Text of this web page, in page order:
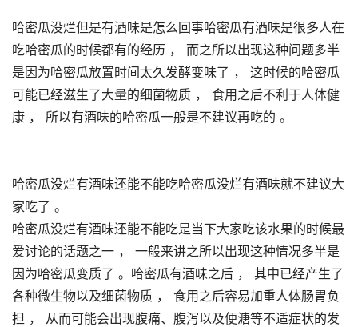
哈密瓜没烂但是有酒味是怎么回事哈密瓜有酒味是很多人在
吃哈密瓜的时候都有的经历 ， 而之所以出现这种问题多半
是因为哈密瓜放置时间太久发酵变味了 ， 这时候的哈密瓜
可能已经滋生了大量的细菌物质 ， 食用之后不利于人体健
康 ， 所以有酒味的哈密瓜一般是不建议再吃的 。
哈密瓜没烂有酒味还能不能吃哈密瓜没烂有酒味就不建议大
家吃了 。
哈密瓜没烂有酒味还能不能吃是当下大家吃该水果的时候最
爱讨论的话题之一 ， 一般来讲之所以出现这种情况多半是
因为哈密瓜变质了 。哈密瓜有酒味之后 ， 其中已经产生了
各种微生物以及细菌物质 ， 食用之后容易加重人体肠胃负
担 ， 从而可能会出现腹痛、腹泻以及便溏等不适症状的发